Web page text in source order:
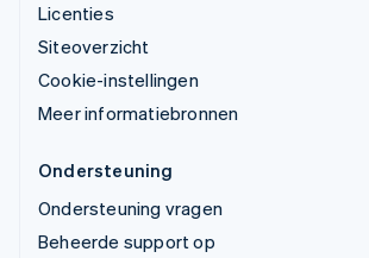
Licenties
Siteoverzicht
Cookie-instellingen
Meer informatiebronnen
Ondersteuning
Ondersteuning vragen
Beheerde support op